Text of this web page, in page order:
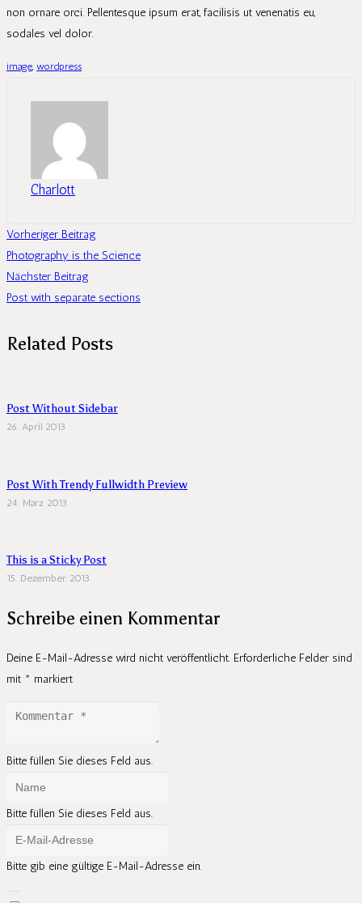
non ornare orci. Pellentesque ipsum erat, facilisis ut venenatis eu,
sodales vel dolor.
image wordpress
Charlott
Vorheriger Beitrag
Photography is the Science
Nächster Beitrag
Post with separate sections
Related Posts
Post Without Sidebar
26. April 2013
Post With Trendy Fullwidth Preview
24. März 2013
This is a Sticky Post
15. Dezember 2013
Schreibe einen Kommentar
Deine E-Mail-Adresse wird nicht veröffentlicht. Erforderliche Felder sind
mit * markiert
Bitte füllen Sie dieses Feld aus.
Bitte füllen Sie dieses Feld aus.
Bitte gib eine gültige E-Mail-Adresse ein.